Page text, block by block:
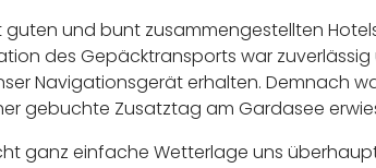
und bunt zusammengestellten
des Gepäcktransports war
Navigationsgerät erhalten. Demnach
gebuchte Zusatztag am Gardasee
ganz einfache Wetterlage uns